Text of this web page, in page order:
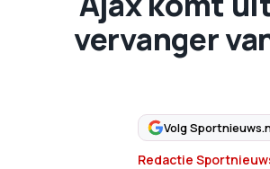
vervanger
Volg
Redactie